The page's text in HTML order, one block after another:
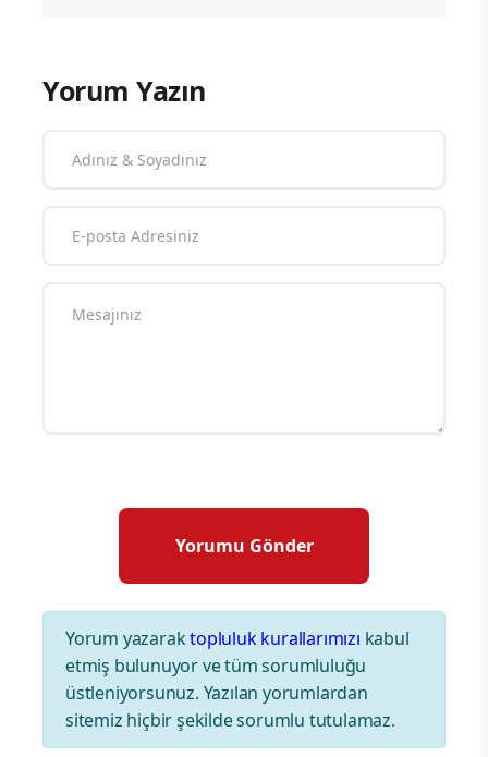
Yorum Yazın
Yorum yazaraktopluluk kurallarımızı kabul
etmiş bulunuyor ve tüm sorumluluğu
üstleniyorsunuz. Yazılan yorumlardan
sitemiz hiçbir şekilde sorumlu tutulamaz.